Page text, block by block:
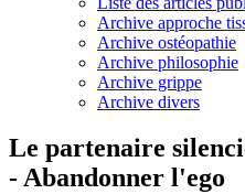
Archive approche
Archive ostéopathie
Archive philosophie
Archive grippe
Archive divers
Le partenaire
- Abandonner l'ego